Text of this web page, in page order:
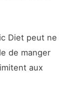
Diet peut ne
de manger
aux